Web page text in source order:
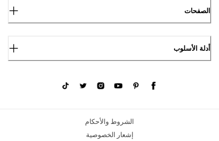
الصفحات
أدلة الأسلوب
الشروط والأحكام
إشعار الخصوصية